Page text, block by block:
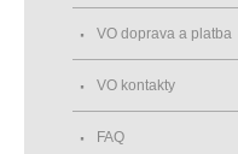
VO doprava a platba
VO kontakty
FAQ